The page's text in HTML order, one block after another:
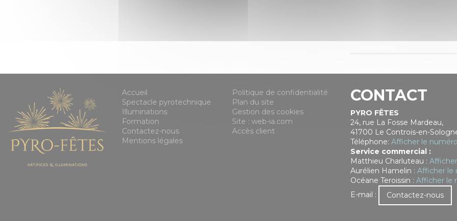
Accueil
Spectacle pyrotechnique
Illuminations
Formation
Contactez-nous
Mentions légales
Politique de confidentialité
Plan du site
Gestion des cookies
Site : web-ia.com
Accès client
CONTACT
PYRO FÊTES
24, rue La Fosse Mardeau,
41700 Le Controis-en-
Téléphone: Afficher le numéro
Service commercial :
Matthieu Charluteau :
Aurélien Hamelin : Afficher le
Océane Teroissin : Afficher le
E-mail :
Contactez-nous